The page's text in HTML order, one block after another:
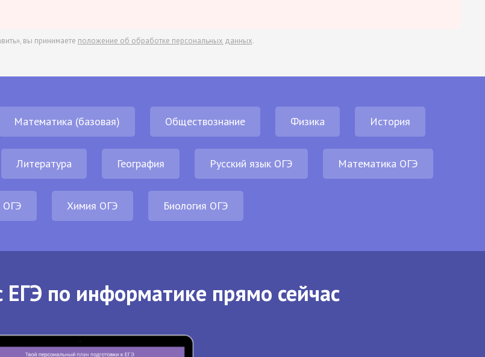
вы принимаете положение об обработке персональных данных.
Математика (базовая) Обществознание Физика История
Литература География Русский язык ОГЭ Математика ОГЭ
ОГЭ Химия ОГЭ Биология ОГЭ
ЕГЭ по информатике прямо сейчас